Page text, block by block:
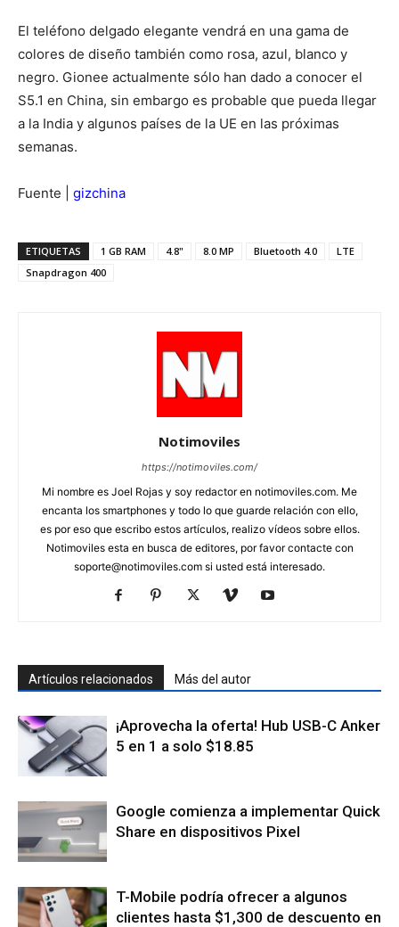
El teléfono delgado elegante vendrá en una gama de
colores de diseño también como rosa, azul, blanco y
negro. Gionee actualmente sólo han dado a conocer el
S5.1 en China, sin embargo es probable que pueda llegar
a la India y algunos países de la UE en las próximas
semanas.
Fuente | gizchina
ETIQUETAS 1 GB RAM 4.8" 8.0 MP Bluetooth 4.0
LTE
Snapdragon 400
Notimoviles
https://notimoviles.com/
Mi nombre es Joel Rojas y soy redactor en notimoviles.com. Me
encanta los smartphones y todo lo que guarde relación con ello,
es por eso que escribo estos artículos, realizo vídeos sobre ellos.
Notimoviles esta en busca de editores, por favor contacte con
soporte@notimoviles.com si usted está interesado.
Artículos relacionados Más del autor
¡Aprovecha la oferta! Hub USB-C Anker
5 en 1 a solo $18.85
Google comienza a implementar Quick
Share en dispositivos Pixel
T-Mobile podría ofrecer a algunos
clientes hasta $1,300 de descuento en